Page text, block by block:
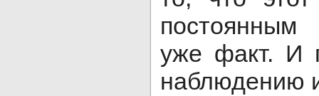
уже факт. И
наблюдению